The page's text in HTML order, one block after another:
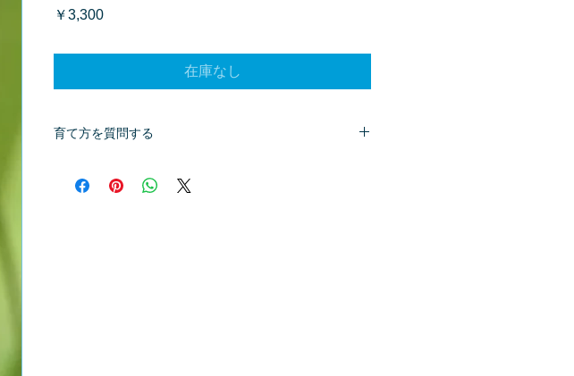
￥3,300価
在庫なし
育て方を質問する
※質問へのお返事は、商品欄に掲載されます。